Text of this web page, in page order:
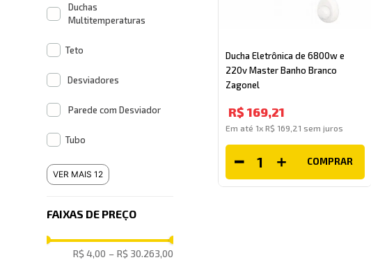
Duchas
Multitemperaturas
Teto
Desviadores
Parede com Desviador
Tubo
VER MAIS 12
FAIXAS DE PREÇO
R$ 4,00 – R$ 30.263,00
Ducha Eletrônica de 6800w e
220v Master Banho Branco
Zagonel
R$ 169,21
Em até 1x R$ 169 21 sem juros
COMPRAR